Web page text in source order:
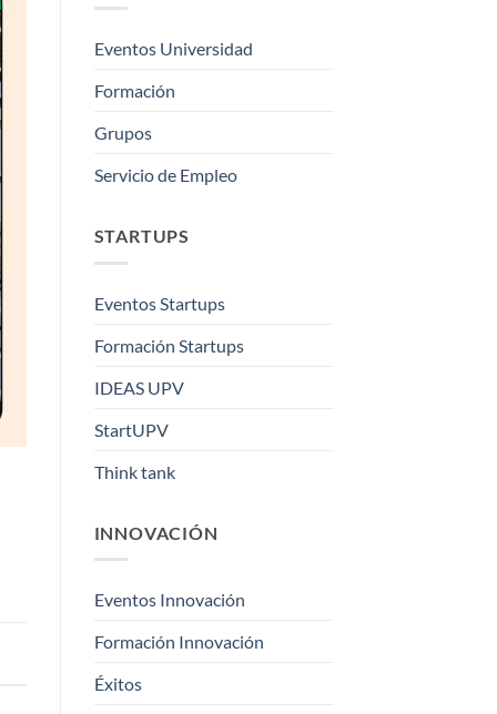
Eventos Universidad
Formación
Grupos
Servicio de Empleo
STARTUPS
Eventos Startups
Formación Startups
IDEAS UPV
StartUPV
Think tank
INNOVACIÓN
Eventos Innovación
Formación Innovación
Éxitos